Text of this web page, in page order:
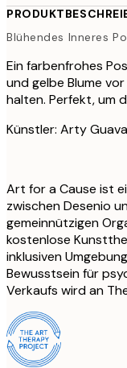
Blühendes Inneres
Ein farbenfrohes
und gelbe Blume
halten. Perfekt, um
Künstler: Arty Guava
Art for a Cause ist
zwischen Desenio
gemeinnützigen
kostenlose
inklusiven
Bewusstsein für
Verkaufs wird an